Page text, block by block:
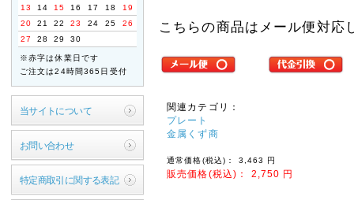
応・発送をさせていただき
ます。
ご迷惑をお掛けいたします
が、何卒ご了承くださいま
すよう宜しくお願い申し上
げます。
敬具
2026年04月21日
【ご案内】ゴールデン
ウィーク休業のお知ら
せ
13
14 15 16 17 18
19
20
21 22 23 24 25
26
27
28 29 30
※赤字は休業日です
ご注文は24時間365日受付
当サイトについて
お問い合わせ
特定商取引に関する表記
こちらの商品はメール便対応
関連カテゴリ：
プレート
金属くず商
通常価格(税込)： 3,463 円
販売価格(税込)： 2,750 円